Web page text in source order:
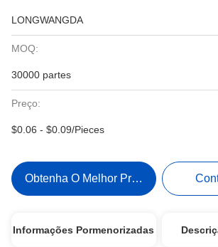
LONGWANGDA
MOQ:
30000 partes
Preço:
$0.06 - $0.09/Pieces
Obtenha O Melhor Preço
Informações Pormenorizadas